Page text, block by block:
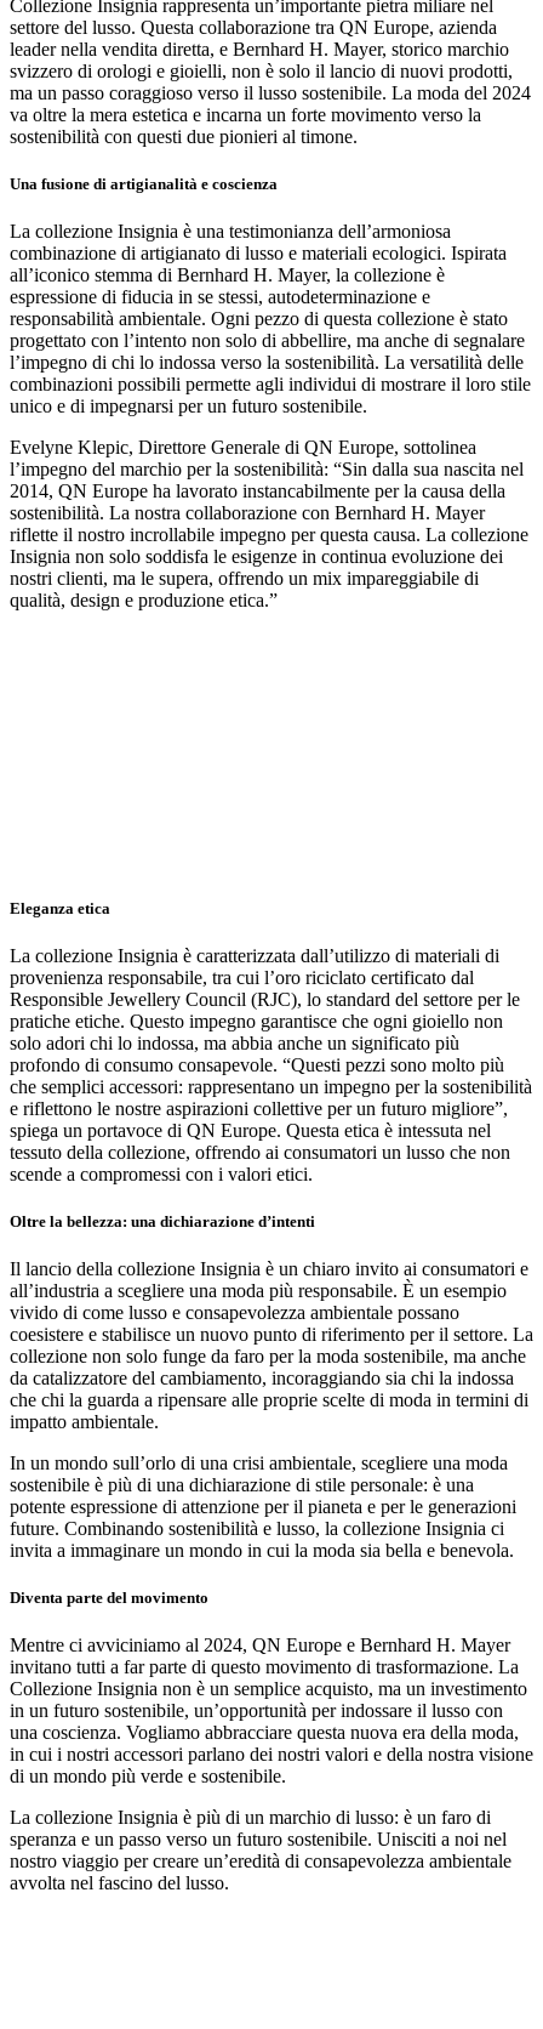
Collezione Insignia rappresenta un’importante pietra miliare nel
settore del lusso. Questa collaborazione tra QN Europe, azienda
leader nella vendita diretta, e Bernhard H. Mayer, storico marchio
svizzero di orologi e gioielli, non è solo il lancio di nuovi prodotti,
ma un passo coraggioso verso il lusso sostenibile. La moda del 2024
va oltre la mera estetica e incarna un forte movimento verso la
sostenibilità con questi due pionieri al timone.
Una fusione di artigianalità e coscienza
La collezione Insignia è una testimonianza dell’armoniosa
combinazione di artigianato di lusso e materiali ecologici. Ispirata
all’iconico stemma di Bernhard H. Mayer, la collezione è
espressione di fiducia in se stessi, autodeterminazione e
responsabilità ambientale. Ogni pezzo di questa collezione è stato
progettato con l’intento non solo di abbellire, ma anche di segnalare
l’impegno di chi lo indossa verso la sostenibilità. La versatilità delle
combinazioni possibili permette agli individui di mostrare il loro stile
unico e di impegnarsi per un futuro sostenibile.
Evelyne Klepic, Direttore Generale di QN Europe, sottolinea
l’impegno del marchio per la sostenibilità: “Sin dalla sua nascita nel
2014, QN Europe ha lavorato instancabilmente per la causa della
sostenibilità. La nostra collaborazione con Bernhard H. Mayer
riflette il nostro incrollabile impegno per questa causa. La collezione
Insignia non solo soddisfa le esigenze in continua evoluzione dei
nostri clienti, ma le supera, offrendo un mix impareggiabile di
qualità, design e produzione etica.”
Eleganza etica
La collezione Insignia è caratterizzata dall’utilizzo di materiali di
provenienza responsabile, tra cui l’oro riciclato certificato dal
Responsible Jewellery Council (RJC), lo standard del settore per le
pratiche etiche. Questo impegno garantisce che ogni gioiello non
solo adori chi lo indossa, ma abbia anche un significato più
profondo di consumo consapevole. “Questi pezzi sono molto più
che semplici accessori: rappresentano un impegno per la sostenibilità
e riflettono le nostre aspirazioni collettive per un futuro migliore”,
spiega un portavoce di QN Europe. Questa etica è intessuta nel
tessuto della collezione, offrendo ai consumatori un lusso che non
scende a compromessi con i valori etici.
Oltre la bellezza: una dichiarazione d’intenti
Il lancio della collezione Insignia è un chiaro invito ai consumatori e
all’industria a scegliere una moda più responsabile. È un esempio
vivido di come lusso e consapevolezza ambientale possano
coesistere e stabilisce un nuovo punto di riferimento per il settore. La
collezione non solo funge da faro per la moda sostenibile, ma anche
da catalizzatore del cambiamento, incoraggiando sia chi la indossa
che chi la guarda a ripensare alle proprie scelte di moda in termini di
impatto ambientale.
In un mondo sull’orlo di una crisi ambientale, scegliere una moda
sostenibile è più di una dichiarazione di stile personale: è una
potente espressione di attenzione per il pianeta e per le generazioni
future. Combinando sostenibilità e lusso, la collezione Insignia ci
invita a immaginare un mondo in cui la moda sia bella e benevola.
Diventa parte del movimento
Mentre ci avviciniamo al 2024, QN Europe e Bernhard H. Mayer
invitano tutti a far parte di questo movimento di trasformazione. La
Collezione Insignia non è un semplice acquisto, ma un investimento
in un futuro sostenibile, un’opportunità per indossare il lusso con
una coscienza. Vogliamo abbracciare questa nuova era della moda,
in cui i nostri accessori parlano dei nostri valori e della nostra visione
di un mondo più verde e sostenibile.
La collezione Insignia è più di un marchio di lusso: è un faro di
speranza e un passo verso un futuro sostenibile. Unisciti a noi nel
nostro viaggio per creare un’eredità di consapevolezza ambientale
avvolta nel fascino del lusso.